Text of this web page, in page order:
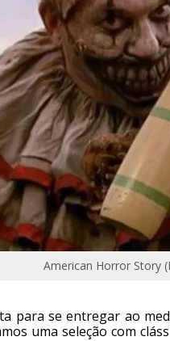
American Horror Story
para se entregar ao
uma seleção com